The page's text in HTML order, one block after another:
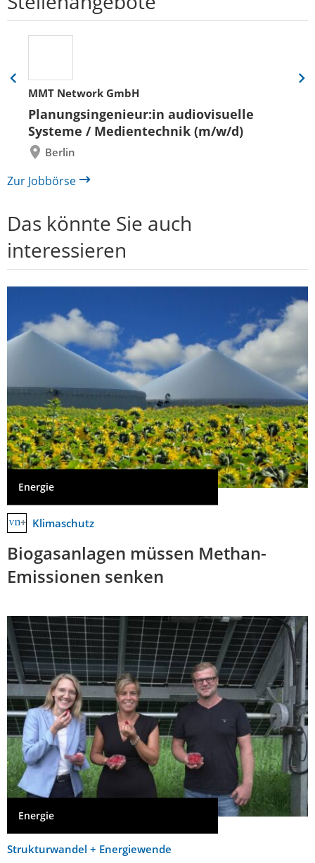
MMT Network GmbH
Planungsingenieur:in audiovisuelle
Systeme / Medientechnik (m/w/d)
Berlin
Eine
Folie
zurück
Eine
Zur Jobbörse
Das könnte Sie auch
interessieren
Energie
Klimaschutz
Biogasanlagen müssen Methan-
Emissionen senken
Energie
Strukturwandel + Energiewende